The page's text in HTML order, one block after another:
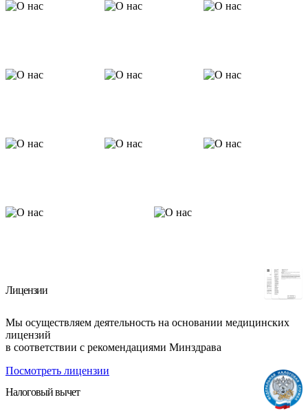
Лицензии
Мы осуществляем деятельность на основании медицинских
лицензий
в соответствии с рекомендациями Минздрава
Посмотреть лицензии
Налоговый вычет